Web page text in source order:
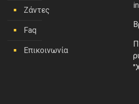
Ζάντες
Faq
Επικοινωνία